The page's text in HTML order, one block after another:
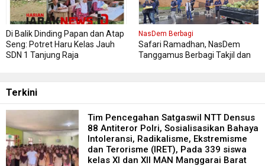
Di Balik Dinding Papan dan Atap
Seng: Potret Haru Kelas Jauh
SDN 1 Tanjung Raja
NasDem Berbagi
Safari Ramadhan, NasDem
Tanggamus Berbagi Takjil dan
Terkini
Tim Pencegahan Satgaswil NTT Densus
88 Antiteror Polri, Sosialisasikan Bahaya
Intoleransi, Radikalisme, Ekstremisme
dan Terorisme (IRET), Pada 339 siswa
kelas XI dan XII MAN Manggarai Barat